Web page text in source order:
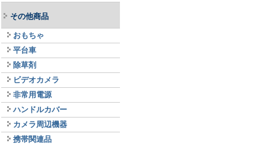
その他商品
おもちゃ
平台車
除草剤
ビデオカメラ
非常用電源
ハンドルカバー
カメラ周辺機器
携帯関連品